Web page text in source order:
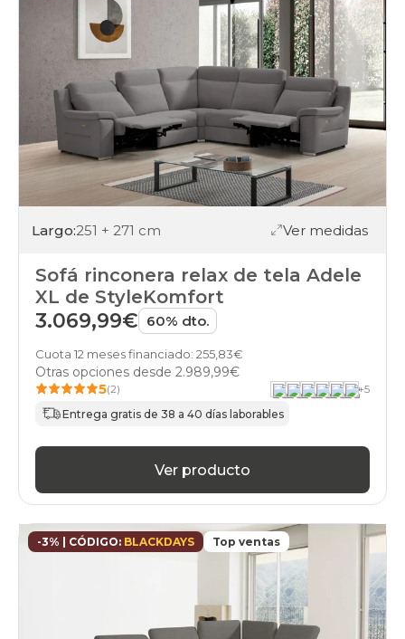
Largo:251 + 271 cm Ver medidas
Sofá rinconera relax de tela Adele
XL de StyleKomfort
3.069,99€ 60% dto.
Cuota 12 meses financiado: 255,83€
Otras opciones desde 2.989,99€
5(2) +5
Entrega gratis de 38 a 40 días laborables
Ver producto
-3% | CÓDIGO: BLACKDAYS Top ventas